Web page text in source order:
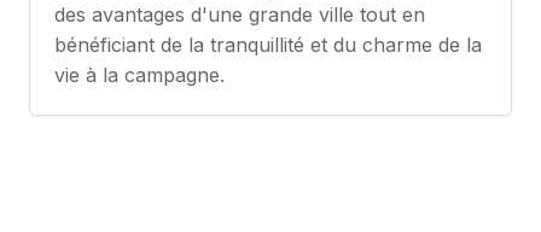
des avantages d'une grande ville tout en
bénéficiant de la tranquillité et du charme de la
vie à la campagne.